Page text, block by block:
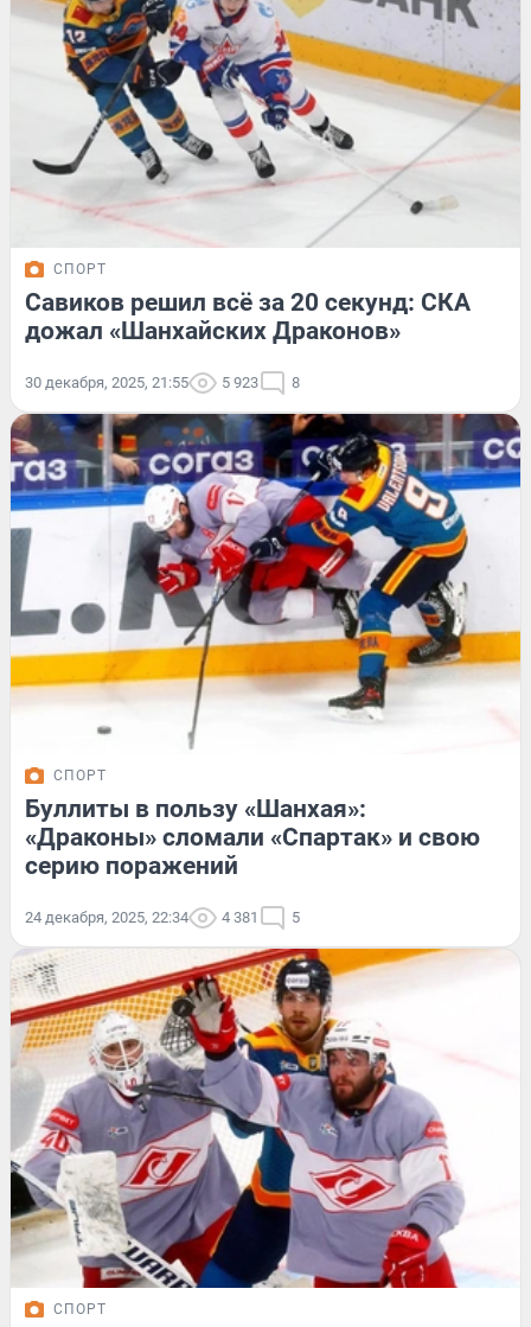
СПОРТ
Савиков решил всё за 20 секунд: СКА
дожал «Шанхайских Драконов»
30 декабря, 2025, 21:55 5 923 8
СПОРТ
Буллиты в пользу «Шанхая»:
«Драконы» сломали «Спартак» и свою
серию поражений
24 декабря, 2025, 22:34 4 381 5
СПОРТ